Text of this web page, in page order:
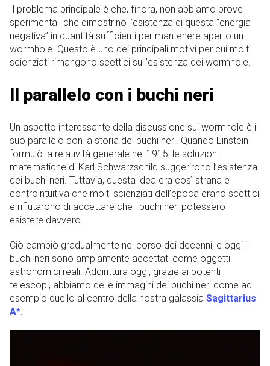
Il problema principale è che, finora, non abbiamo prove
sperimentali che dimostrino l’esistenza di questa “energia
negativa” in quantità sufficienti per mantenere aperto un
wormhole. Questo è uno dei principali motivi per cui molti
scienziati rimangono scettici sull’esistenza dei wormhole.
Il parallelo con i buchi neri
Un aspetto interessante della discussione sui wormhole è il
suo parallelo con la storia dei buchi neri. Quando Einstein
formulò la relatività generale nel 1915, le soluzioni
matematiche di Karl Schwarzschild suggerirono l’esistenza
dei buchi neri. Tuttavia, questa idea era così strana e
controintuitiva che molti scienziati dell’epoca erano scettici
e rifiutarono di accettare che i buchi neri potessero
esistere davvero.
Ciò cambiò gradualmente nel corso dei decenni, e oggi i
buchi neri sono ampiamente accettati come oggetti
astronomici reali. Addirittura oggi, grazie ai potenti
telescopi, abbiamo delle immagini dei buchi neri come ad
esempio quello al centro della nostra galassia Sagittarius
A*